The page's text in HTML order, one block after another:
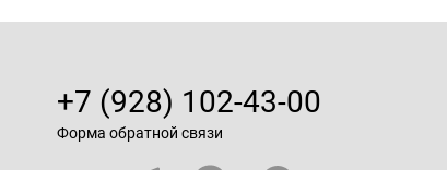
+7 (928) 102-43-00
Форма обратной связи